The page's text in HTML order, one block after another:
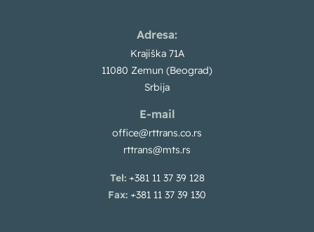
Adresa:
Krajiška 71A
11080 Zemun (Beograd)
Srbija
E-mail
office@rttrans.co.rs
rttrans@mts.rs
Tel:+381 11 37 39 128
Fax: +381 11 37 39 130